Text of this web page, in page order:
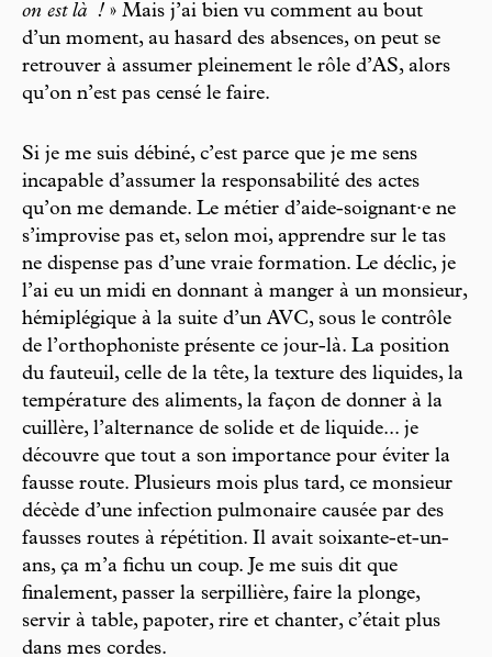
on est là ! » Mais j’ai bien vu comment au bout
d’un moment, au hasard des absences, on peut se
retrouver à assumer pleinement le rôle d’AS, alors
qu’on n’est pas censé le faire.
Si je me suis débiné, c’est parce que je me sens
incapable d’assumer la responsabilité des actes
qu’on me demande. Le métier d’aide-soignant·e ne
s’improvise pas et, selon moi, apprendre sur le tas
ne dispense pas d’une vraie formation. Le déclic, je
l’ai eu un midi en donnant à manger à un monsieur,
hémiplégique à la suite d’un AVC, sous le contrôle
de l’orthophoniste présente ce jour-là. La position
du fauteuil, celle de la tête, la texture des liquides, la
température des aliments, la façon de donner à la
cuillère, l’alternance de solide et de liquide... je
découvre que tout a son importance pour éviter la
fausse route. Plusieurs mois plus tard, ce monsieur
décède d’une infection pulmonaire causée par des
fausses routes à répétition. Il avait soixante-et-un-
ans, ça m’a fichu un coup. Je me suis dit que
finalement, passer la serpillière, faire la plonge,
servir à table, papoter, rire et chanter, c’était plus
dans mes cordes.